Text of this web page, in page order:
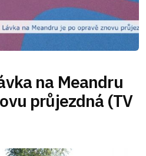
na Meandru
průjezdná (TV